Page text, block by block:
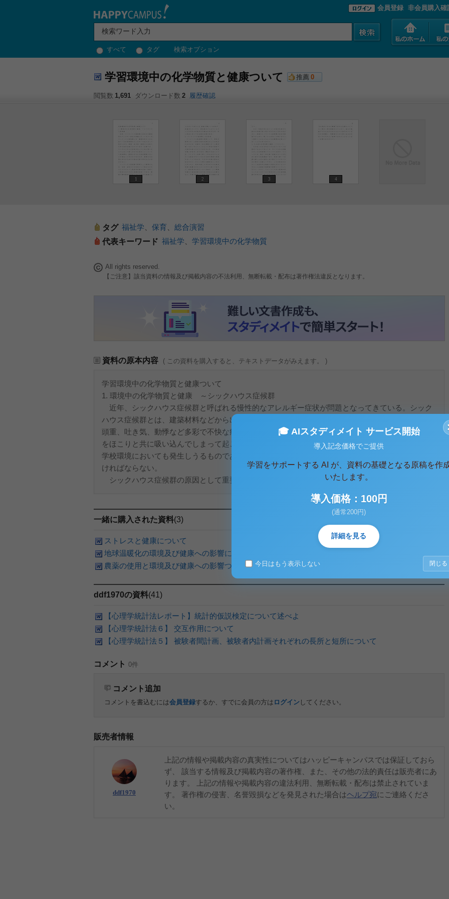
すべて タグ 検索オプション
会員登録 非会員購入確
学習環境中の化学物質と健康ついて 推薦 0
閲覧数 1,691 ダウンロード数 2 履歴確認
1 2 3 4
タグ 福祉学 保育
総合演習
代表キーワード 福祉学 学習環境中の化学物質
All rights reserved.
【ご注意】該当資料の情報及び掲載内容の不法利用、無断転載・配布は著作権法違反となります。
資料の原本内容 ( この資料を購入すると、テキストデータがみえます。 )
学習環境中の化学物質と健康ついて
1. 環境中の化学物質と健康 ～シックハウス症候群
近年、シックハウス症候群と呼ばれる慢性的なアレルギー症状が問題となってきている。シック
ハウス症候群とは、建築材料などから出てくる化学物質がアレルギーの元となって、目がしみる、
頭重、吐き気、動悸など多彩で不快な症状が現れるものである（広義には、ダニやカビなどの生物
をほこりと共に吸い込んでしまって起こすものも含む）。シックハウス症候群は、家庭のみならず
学校環境においても発生しうるものであるため、管理する立場にあるものはその発生予防に努めな
ければならない。
シックハウス症候群の原因として重要なのは、合板、塗料な...
一緒に購入された資料(3)
ストレスと健康について
地球温暖化の環境及び健康への影響について
農薬の使用と環境及び健康への影響ついて
ddf1970の資料(41)
【心理学統計法レポート】統計的仮説検定について述べよ
【心理学統計法６】 交互作用について
【心理学統計法５】 被験者間計画、被験者内計画それぞれの長所と短所について
コメント 0件
コメント追加
コメントを書込むには会員登録するか、すでに会員の方は ログイン してください。
販売者情報
ddf1970
上記の情報や掲載内容の真実性についてはハッピーキャンパスでは保証しておら
ず、 該当する情報及び掲載内容の著作権、また、その他の法的責任は販売者にあ
ります。 上記の情報や掲載内容の違法利用、無断転載・配布は禁止されていま
す。 著作権の侵害、名誉毀損などを発見された場合はヘルプ宛にご連絡くださ
い。
🎓 AIスタディメイト サービス開始
導入記念価格でご提供
学習をサポートする AI が、資料の基礎となる原稿を作
いたします。
導入価格：100円
(通常200円)
詳細を見る
今日はもう表示しない 閉じる